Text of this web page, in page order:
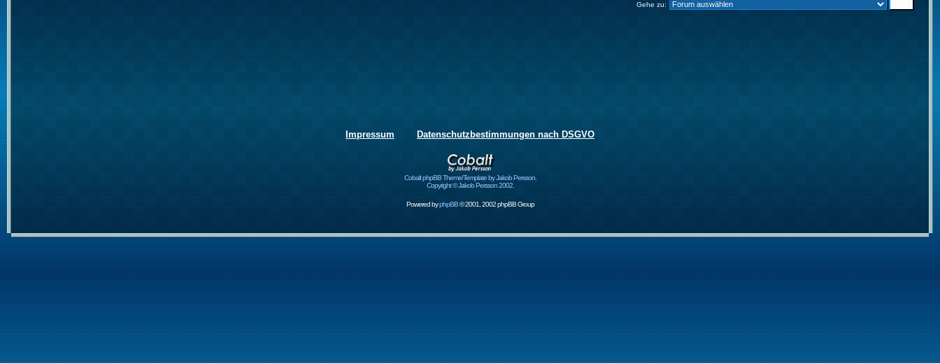
Gehe zu:
Impressum Datenschutzbestimmungen nach DSGVO
Cobalt phpBB Theme/Template by Jakob Persson.
Copyright © Jakob Persson 2002.
Powered byphpBB© 2001, 2002 phpBB Group